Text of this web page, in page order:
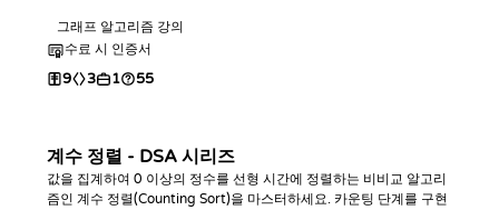
그래프 알고리즘 강의
수료 시 인증서
9 3 1 55
계수 정렬 - DSA 시리즈
값을 집계하여 0 이상의 정수를 선형 시간에 정렬하는 비비교 알고리
즘인 계수 정렬(Counting Sort)을 마스터하세요. 카운팅 단계를 구현